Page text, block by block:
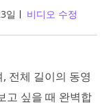
일 비디오 수정
전체 길이의 동영
고 싶을 때 완벽합